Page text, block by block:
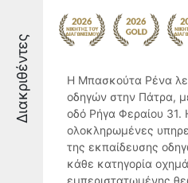
Διακριθέντες
Η Μπασκούτα Ρένα
οδηγών στην Πάτρα,
οδό Ρήγα Φεραίου 31.
ολοκληρωμένες
της εκπαίδευσης
κάθε κατηγορία
εμπεριστατωμένης